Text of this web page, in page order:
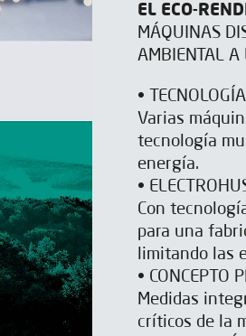
EL ECO-
MÁQUINAS
AMBIENTAL A
•
Varias
tecnología
energía.
•
Con
para una
limitando las
• CONCEPTO
Medidas
críticos de la